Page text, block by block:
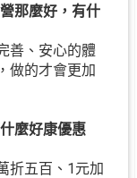
那麼好，有什
善、安心的體
做的才會更加
麼好康優惠
折五百、1元加